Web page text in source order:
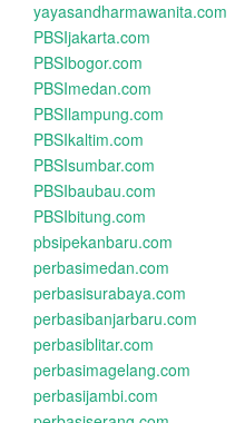
yayasandharmawanita.com
PBSIjakarta.com
PBSIbogor.com
PBSImedan.com
PBSIlampung.com
PBSIkaltim.com
PBSIsumbar.com
PBSIbaubau.com
PBSIbitung.com
pbsipekanbaru.com
perbasimedan.com
perbasisurabaya.com
perbasibanjarbaru.com
perbasiblitar.com
perbasimagelang.com
perbasijambi.com